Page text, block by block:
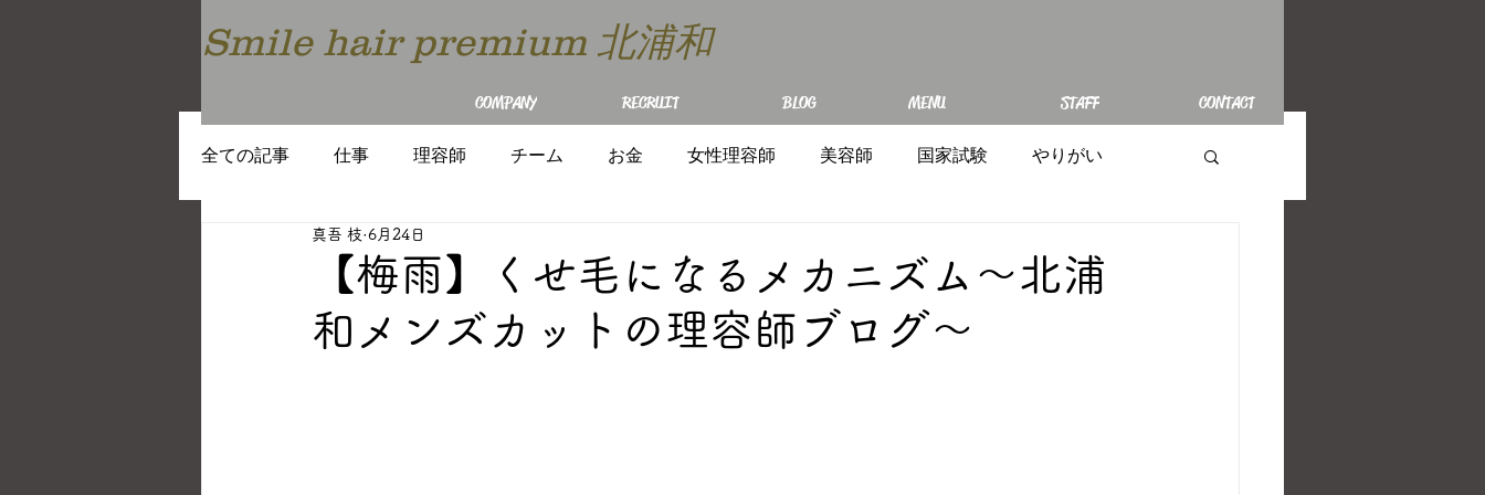
Smile hair premium 北浦和
COMPANY RECRUIT BLOG MENU STAFF CONTACT
全ての記事 仕事 理容師 チーム お金 女性理容師 美容師 国家試験 やりがい
教育
【梅雨】くせ毛になるメカニズム～北浦
和メンズカットの理容師ブログ～
真吾 枝 6月24日